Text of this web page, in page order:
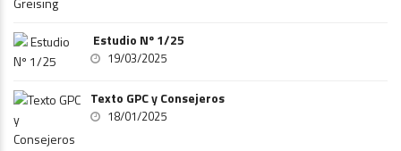
Estudio Nº 1/25
19/03/2025
Texto GPC y Consejeros
18/01/2025